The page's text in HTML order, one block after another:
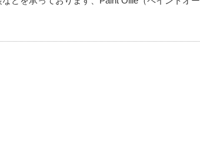
ナンスとして外壁塗装を行う必要があります。
つのタイ